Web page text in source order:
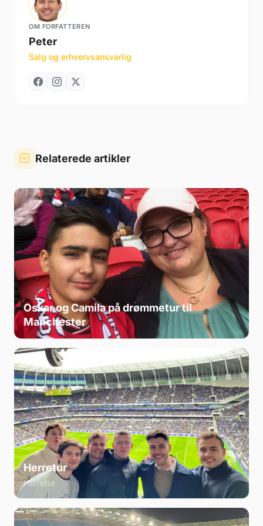
OM FORFATTEREN
Peter
Salg og erhvervsansvarlig
Relaterede artikler
Oskar og Camila på drømmetur til
Manchester
Herretur
Herretur